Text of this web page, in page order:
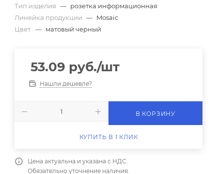
Тип изделия — розетка информационная
Линейка продукции — Mosaic
Цвет.
— матовый черный
53.09 руб./шт
Нашли дешевле?
В КОРЗИНУ
КУПИТЬ В 1 КЛИК
Цена актуальна и указана с НДС.
Обязательно уточнение наличия.